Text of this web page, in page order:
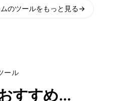
のツールをもっと見る→
ール
すすめ...